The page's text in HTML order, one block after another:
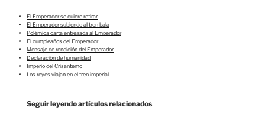
El Emperador se quiere retirar
El Emperador subiendo al tren bala
Polémica carta entregada al Emperador
El cumpleaños del Emperador
Mensaje de rendición del Emperador
Declaración de humanidad
Imperio del Crisantemo
Los reyes viajan en el tren imperial
Seguir leyendo artículos relacionados